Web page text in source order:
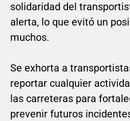
solidaridad del
alerta, lo que evitó un
muchos.
Se exhorta a
reportar cualquier
las carreteras para
prevenir futuros